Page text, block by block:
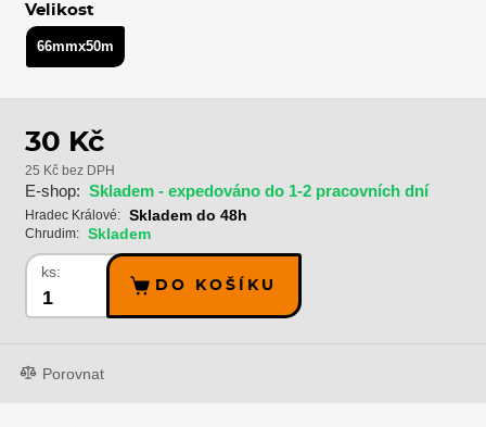
Velikost
66mmx50m
30 Kč
25 Kč bez DPH
E-shop: Skladem - expedováno do 1-2 pracovních dní
Hradec Králové: Skladem do 48h
Chrudim: Skladem
ks:
DO KOŠÍKU
Porovnat